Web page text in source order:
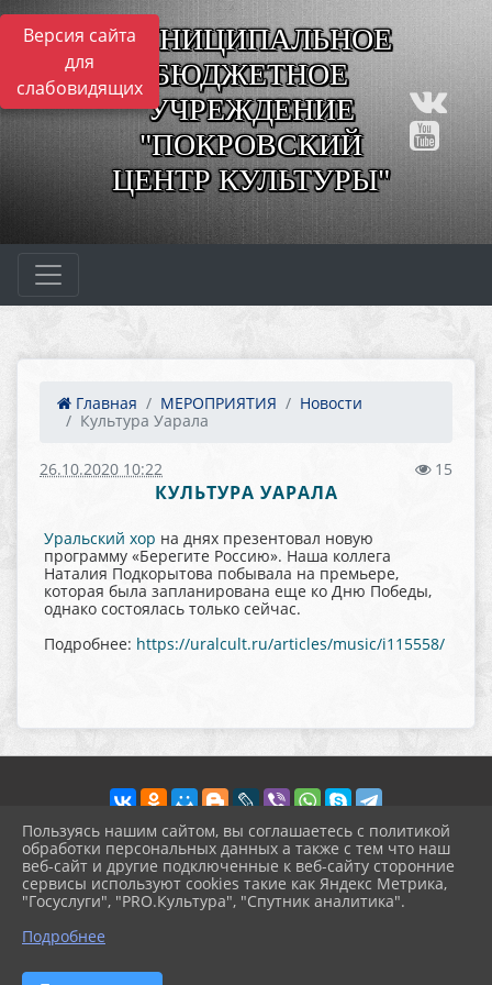
Версия сайта
для
слабовидящих
МУНИЦИПАЛЬНОЕ
БЮДЖЕТНОЕ
УЧРЕЖДЕНИЕ
"ПОКРОВСКИЙ
ЦЕНТР КУЛЬТУРЫ"
Главная МЕРОПРИЯТИЯ
Новости
Культура Уарала
26.10.2020 10:22 15
КУЛЬТУРА УАРАЛА
Уральский хор на днях презентовал новую
программу «Берегите Россию». Наша коллега
Наталия Подкорытова побывала на премьере,
которая была запланирована еще ко Дню Победы,
однако состоялась только сейчас.
Подробнее: https://uralcult.ru/articles/music/i115558/
2026 г. pokrov-ck.ru
Вход
Карта сайта
Политика обработки персональных данных
Сделано на KubCMS
Пользуясь нашим сайтом, вы соглашаетесь с политикой
обработки персональных данных а также с тем что наш
веб-сайт и другие подключенные к веб-сайту сторонние
сервисы используют cookies такие как Яндекс Метрика,
"Госуслуги", "PRO.Культура", "Спутник аналитика".
Подробнее